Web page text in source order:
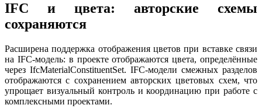
IFC и цвета: авторские схемы
сохраняются
Расширена поддержка отображения цветов при вставке связи
на IFC-модель: в проекте отображаются цвета, определённые
через IfcMaterialConstituentSet. IFC-модели смежных разделов
отображаются с сохранением авторских цветовых схем, что
упрощает визуальный контроль и координацию при работе с
комплексными проектами.